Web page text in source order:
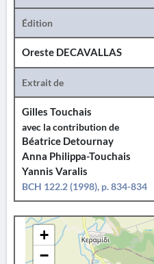
Édition
Oreste DECAVALLAS
Extrait de
Gilles Touchais
avec la contribution de
Béatrice Detournay
Anna Philippa-Touchais
Yannis Varalis
BCH 122.2 (1998), p. 834-834
+
−